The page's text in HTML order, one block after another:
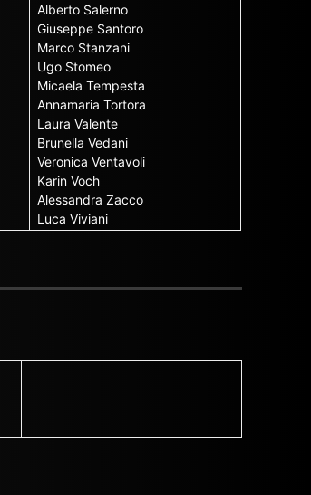
Alberto Salerno
Giuseppe Santoro
Marco Stanzani
Ugo Stomeo
Micaela Tempesta
Annamaria Tortora
Laura Valente
Brunella Vedani
Veronica Ventavoli
Karin Voch
Alessandra Zacco
Luca Viviani